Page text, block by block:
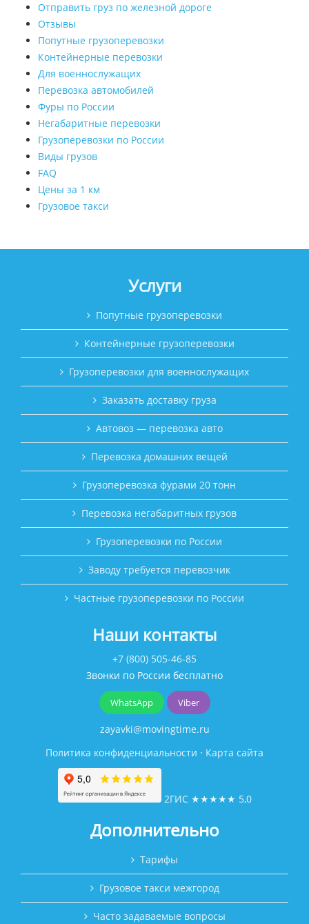
Отправить груз по железной дороге
Отзывы
Попутные грузоперевозки
Контейнерные перевозки
Для военнослужащих
Перевозка автомобилей
Фуры по России
Негабаритные перевозки
Грузоперевозки по России
Виды грузов
FAQ
Цены за 1 км
Грузовое такси
Услуги
Попутные грузоперевозки
Контейнерные грузоперевозки
Грузоперевозки для военнослужащих
Заказать доставку груза
Автовоз — перевозка авто
Перевозка домашних вещей
Грузоперевозка фурами 20 тонн
Перевозка негабаритных грузов
Грузоперевозки по России
Заводу требуется перевозчик
Частные грузоперевозки по России
Наши контакты
+7 (800) 505-46-85
Звонки по России бесплатно
WhatsApp Viber
zayavki@movingtime.ru
Политика конфиденциальности · Карта сайта
2ГИС ★★★★★ 5,0
Дополнительно
Тарифы
Грузовое такси межгород
Часто задаваемые вопросы